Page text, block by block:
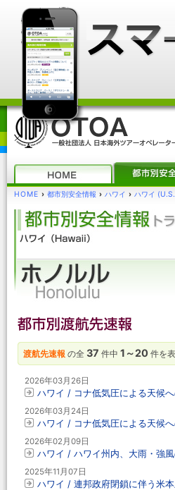
HOME › 都市別安全情報 › ハワイ › ハワイ
渡航先速報 の全 37 件中 1～20 件を
2026年03月26日
ハワイ / コナ低気圧による天候
2026年03月24日
ハワイ / コナ低気圧による天候
2026年02月09日
ハワイ / ハワイ州内、大雨・強
2025年11月07日
ハワイ / 連邦政府閉鎖に伴う米